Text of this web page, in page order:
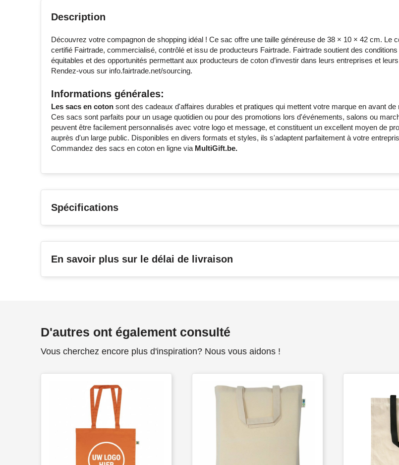
1ere face (240mm x 300mm)
Pleine couleur
Non imprimé
Pleine couleur
Description
Découvrez votre compagnon de shopping idéal ! Ce sac offre une taille généreuse de 38 × 10 × 42 cm. Le
certifié Fairtrade, commercialisé, contrôlé et issu de producteurs Fairtrade. Fairtrade soutient des
équitables et des opportunités permettant aux producteurs de coton d’investir dans leurs entreprises et
Rendez-vous sur info.fairtrade.net/sourcing.
Informations générales:
Les sacs en cotonsont des cadeaux d'affaires durables et pratiques qui mettent votre marque en avant de
Ces sacs sont parfaits pour un usage quotidien ou pour des promotions lors d'événements, salons ou
peuvent être facilement personnalisés avec votre logo et message, et constituent un excellent moyen de
auprès d'un large public. Disponibles en divers formats et styles, ils s'adaptent parfaitement à votre
Commandez des sacs en coton en ligne via MultiGift.be.
Spécifications
En savoir plus sur le délai de livraison
D'autres ont également consulté
Vous cherchez encore plus d'inspiration? Nous vous aidons !